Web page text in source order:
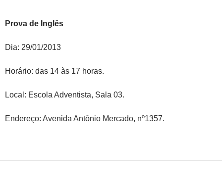
Prova de Inglês
Dia: 29/01/2013
Horário: das 14 às 17 horas.
Local: Escola Adventista, Sala 03.
Endereço: Avenida Antônio Mercado, nº1357.